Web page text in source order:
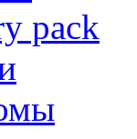
pack